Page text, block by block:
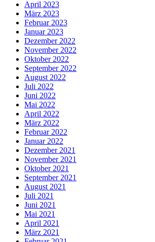
April 2023
März 2023
Februar 2023
Januar 2023
Dezember 2022
November 2022
Oktober 2022
September 2022
August 2022
Juli 2022
Juni 2022
Mai 2022
April 2022
März 2022
Februar 2022
Januar 2022
Dezember 2021
November 2021
Oktober 2021
September 2021
August 2021
Juli 2021
Juni 2021
Mai 2021
April 2021
März 2021